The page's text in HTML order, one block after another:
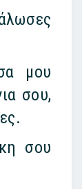
μου
σου,
σου